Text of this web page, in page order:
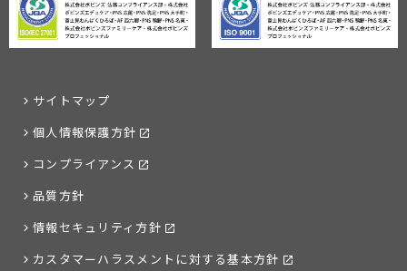
サイトマップ
個人情報保護方針
コンプライアンス
品質方針
情報セキュリティ方針
カスタマーハラスメントに対する基本方針